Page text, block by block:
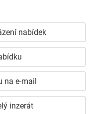
nabídek
na e-mail
inzerát